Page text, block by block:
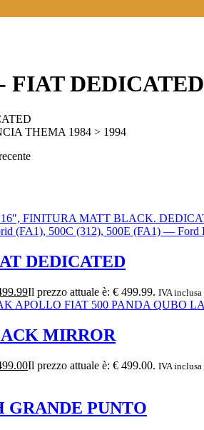
FIAT DEDICATED
THEMA 1984 > 1994
DEDICATED
Il prezzo attuale è: € 499.99. IVA inclusa
MIRROR
Il prezzo attuale è: € 499.00. IVA inclusa
GRANDE PUNTO